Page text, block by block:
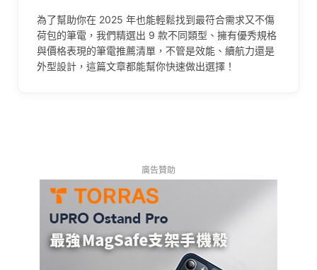
為了幫助你在 2025 年也能輕鬆找到最符合需求又不傷
荷包的筆電，我們精選出 9 款不同類型、擁有優秀規格
與價格表現的筆電推薦清單，不管是效能、續航力還是
外型設計，這篇文章都能幫你快速做出選擇！
廣告贊助